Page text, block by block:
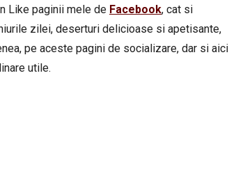
Like paginii mele de Facebook, cat si
zilei, deserturi delicioase si apetisante,
pe aceste pagini de socializare, dar si aici
utile.